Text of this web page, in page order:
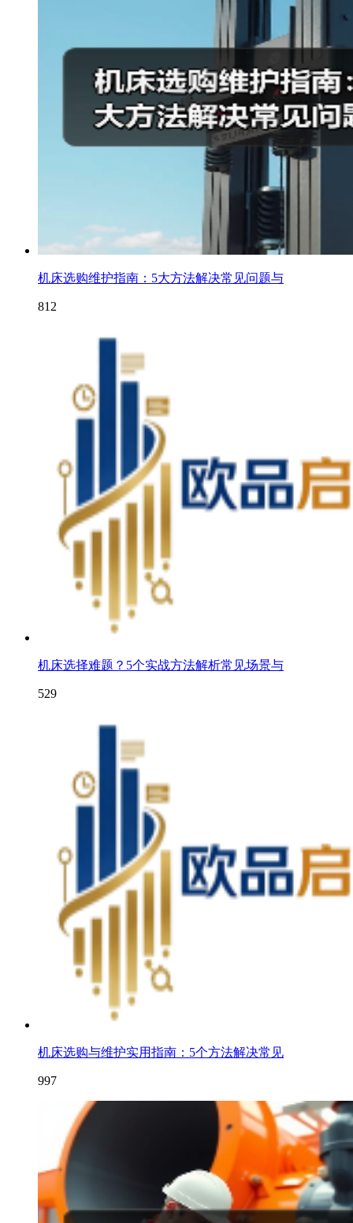
机床选购维护指南：5大方法解决常见问题与
812
机床选择难题？5个实战方法解析常见场景与
529
机床选购与维护实用指南：5个方法解决常见
997